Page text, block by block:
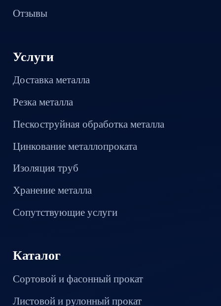
Отзывы
Услуги
Доставка металла
Резка металла
Пескоструйная обработка металла
Цинкование металлопроката
Изоляция труб
Хранение металла
Сопутствующие услуги
Каталог
Сортовой и фасонный прокат
Листовой и рулонный прокат